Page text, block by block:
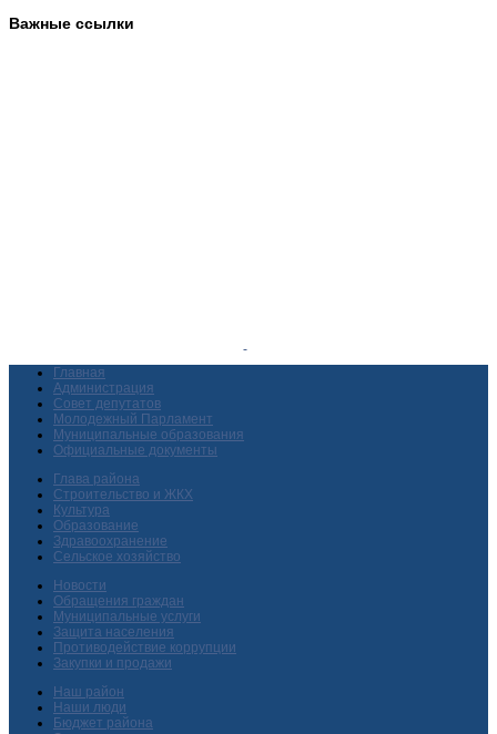
Важные ссылки
Главная
Администрация
Совет депутатов
Молодежный Парламент
Муниципальные образования
Официальные документы
Глава района
Строительство и ЖКХ
Культура
Образование
Здравоохранение
Сельское хозяйство
Новости
Обращения граждан
Муниципальные услуги
Защита населения
Противодействие коррупции
Закупки и продажи
Наш район
Наши люди
Бюджет района